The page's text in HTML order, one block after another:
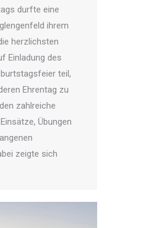
durfte eine
ihrem
herzlichsten
Einladung des
teil,
Ehrentag zu
zahlreiche
Übungen
zeigte sich